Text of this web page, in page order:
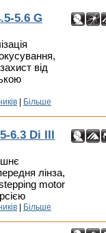
5.6 G
від
Більше
6.3 Di III
лінза,
motor
Більше